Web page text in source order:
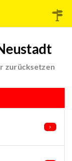
zurücksetzen